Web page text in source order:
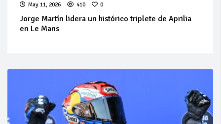
May 11, 2026 410 0
Jorge Martín lidera un histórico triplete de Aprilia
en Le Mans